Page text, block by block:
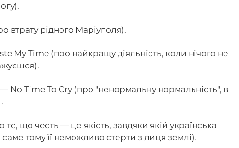
втрату рідного Маріуполя).
My Time (про найкращу діяльність, коли нічого не
— No Time To Cry (про "ненормальну нормальність", в
те, що честь — це якість, завдяки якій українська
саме тому її неможливо стерти з лиця землі).